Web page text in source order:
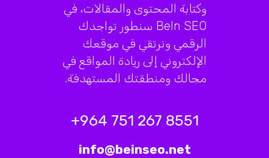
وكتابة المحتوى والمقالات، في
BeIn SEO سنطور تواجدك
الرقمي ونرتقي في موقعك
الإلكتروني إلى ريادة المواقع في
مجالك ومنطقتك المستهدفة.
8551 267 751 964+
info@beinseo.net